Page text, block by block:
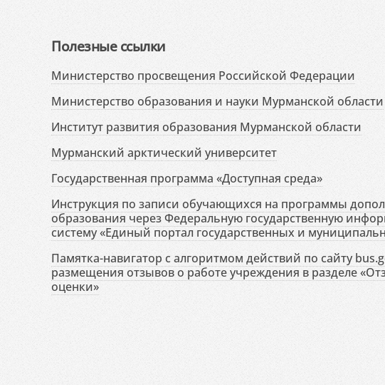
Полезные ссылки
Министерство просвещения Российской Федерации
Министерство образования и науки Мурманской области
Институт развития образования Мурманской области
Мурманский арктический университет
Государственная программа «Доступная среда»
Инструкция по записи обучающихся на программы
образования через Федеральную государственную
систему «Единый портал государственных и
Памятка-навигатор с алгоритмом действий по сайту
размещения отзывов о работе учреждения в разделе
оценки»